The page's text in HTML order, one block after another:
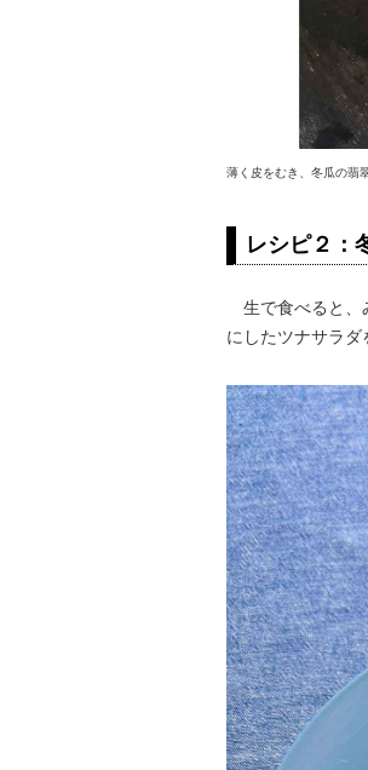
薄く皮をむき、冬瓜の翡
レシピ２：
生で食べると、
にしたツナサラダ